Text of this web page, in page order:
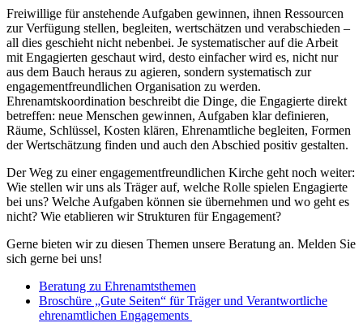
Freiwillige für anstehende Aufgaben gewinnen, ihnen Ressourcen
zur Verfügung stellen, begleiten, wertschätzen und verabschieden –
all dies geschieht nicht nebenbei. Je systematischer auf die Arbeit
mit Engagierten geschaut wird, desto einfacher wird es, nicht nur
aus dem Bauch heraus zu agieren, sondern systematisch zur
engagementfreundlichen Organisation zu werden.
Ehrenamtskoordination beschreibt die Dinge, die Engagierte direkt
betreffen: neue Menschen gewinnen, Aufgaben klar definieren,
Räume, Schlüssel, Kosten klären, Ehrenamtliche begleiten, Formen
der Wertschätzung finden und auch den Abschied positiv gestalten.
Der Weg zu einer engagementfreundlichen Kirche geht noch weiter:
Wie stellen wir uns als Träger auf, welche Rolle spielen Engagierte
bei uns? Welche Aufgaben können sie übernehmen und wo geht es
nicht? Wie etablieren wir Strukturen für Engagement?
Gerne bieten wir zu diesen Themen unsere Beratung an. Melden Sie
sich gerne bei uns!
Beratung zu Ehrenamtsthemen
Broschüre „Gute Seiten“ für Träger und Verantwortliche
ehrenamtlichen Engagements